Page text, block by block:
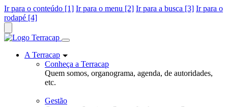
Ir para o conteúdo [1] Ir para o menu [2] Ir para a busca [3] Ir para o
rodapé [4]
A Terracap
Conheça a Terracap
Quem somos, organograma, agenda, de autoridades,
etc.
Gestão